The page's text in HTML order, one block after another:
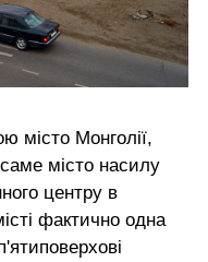
місто Монголії,
місто насилу
центру в
фактично одна